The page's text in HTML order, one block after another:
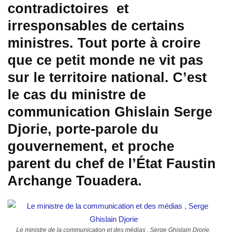
contradictoires et
irresponsables de certains
ministres. Tout porte à croire
que ce petit monde ne vit pas
sur le territoire national. C’est
le cas du ministre de
communication Ghislain Serge
Djorie, porte-parole du
gouvernement, et proche
parent du chef de l’État Faustin
Archange Touadera.
Le ministre de la communication et des médias , Serge Ghislain Djorie.